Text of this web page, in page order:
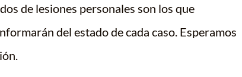
de lesiones personales son los que
del estado de cada caso. Esperamos